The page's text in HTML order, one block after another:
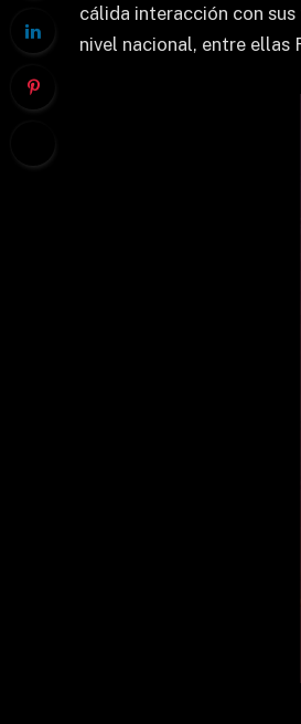
cálida interacción con
nivel nacional, entre ellas